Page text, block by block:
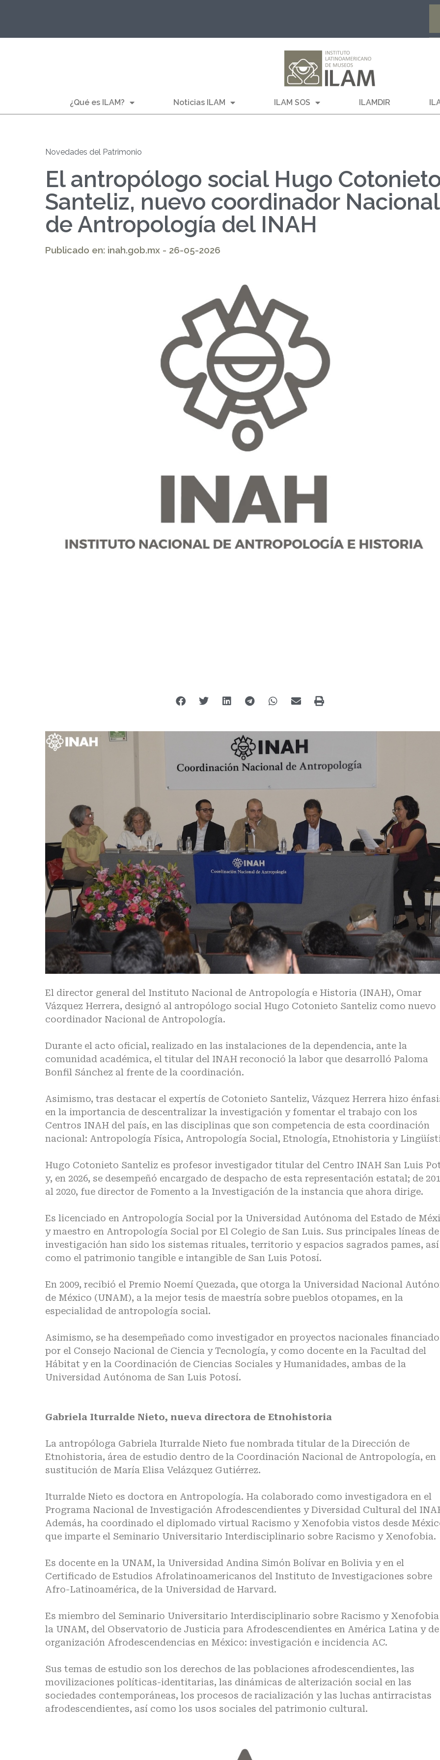
¿Qué es ILAM? Noticias ILAM ILAM SOS ILAMDIR
Novedades del Patrimonio
El antropólogo social Hugo
Santeliz, nuevo coordinador Nacional
de Antropología del INAH
Publicado en: inah.gob.mx - 26-05-2026
El director general del Instituto Nacional de Antropología e Historia (INAH), Omar
Vázquez Herrera, designó al antropólogo social Hugo Cotonieto Santeliz como nuevo
coordinador Nacional de Antropología.
Durante el acto oficial, realizado en las instalaciones de la dependencia, ante la
comunidad académica, el titular del INAH reconoció la labor que desarrolló Paloma
Bonfil Sánchez al frente de la coordinación.
Asimismo, tras destacar el expertís de Cotonieto Santeliz, Vázquez Herrera hizo
en la importancia de descentralizar la investigación y fomentar el trabajo con los
Centros INAH del país, en las disciplinas que son competencia de esta coordinación
nacional: Antropología Física, Antropología Social, Etnología, Etnohistoria y
Hugo Cotonieto Santeliz es profesor investigador titular del Centro INAH San Luis
y, en 2026, se desempeñó encargado de despacho de esta representación estatal; de
al 2020, fue director de Fomento a la Investigación de la instancia que ahora dirige.
Es licenciado en Antropología Social por la Universidad Autónoma del Estado de
y maestro en Antropología Social por El Colegio de San Luis. Sus principales líneas de
investigación han sido los sistemas rituales, territorio y espacios sagrados pames, así
como el patrimonio tangible e intangible de San Luis Potosí.
En 2009, recibió el Premio Noemí Quezada, que otorga la Universidad Nacional
de México (UNAM), a la mejor tesis de maestría sobre pueblos otopames, en la
especialidad de antropología social.
Asimismo, se ha desempeñado como investigador en proyectos nacionales
por el Consejo Nacional de Ciencia y Tecnología, y como docente en la Facultad del
Hábitat y en la Coordinación de Ciencias Sociales y Humanidades, ambas de la
Universidad Autónoma de San Luis Potosí.
Gabriela Iturralde Nieto, nueva directora de Etnohistoria
La antropóloga Gabriela Iturralde Nieto fue nombrada titular de la Dirección de
Etnohistoria, área de estudio dentro de la Coordinación Nacional de Antropología, en
sustitución de María Elisa Velázquez Gutiérrez.
Iturralde Nieto es doctora en Antropología. Ha colaborado como investigadora en el
Programa Nacional de Investigación Afrodescendientes y Diversidad Cultural del
Además, ha coordinado el diplomado virtual Racismo y Xenofobia vistos desde
que imparte el Seminario Universitario Interdisciplinario sobre Racismo y Xenofobia.
Es docente en la UNAM, la Universidad Andina Simón Bolívar en Bolivia y en el
Certificado de Estudios Afrolatinoamericanos del Instituto de Investigaciones sobre
Afro-Latinoamérica, de la Universidad de Harvard.
Es miembro del Seminario Universitario Interdisciplinario sobre Racismo y Xenofobia
la UNAM, del Observatorio de Justicia para Afrodescendientes en América Latina y
organización Afrodescendencias en México: investigación e incidencia AC.
Sus temas de estudio son los derechos de las poblaciones afrodescendientes, las
movilizaciones políticas-identitarias, las dinámicas de alterización social en las
sociedades contemporáneas, los procesos de racialización y las luchas antirracistas
afrodescendientes, así como los usos sociales del patrimonio cultural.